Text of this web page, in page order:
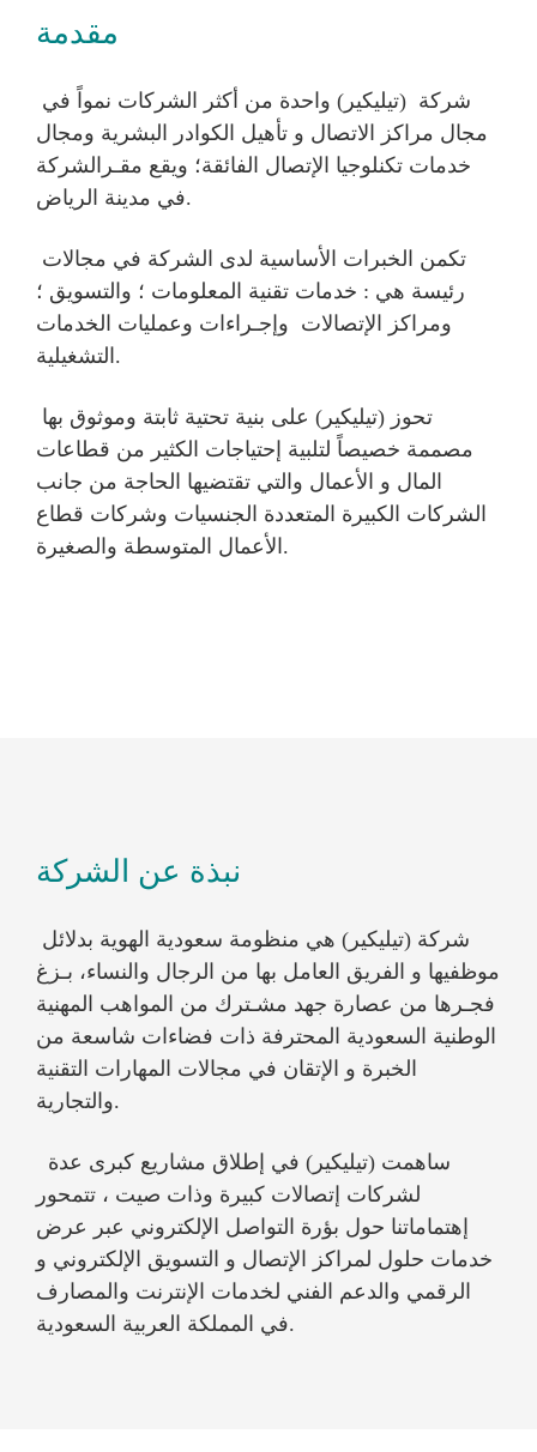
مقدمة
مجال مراكز الاتصال و تأهيل الكوادر البشرية ومجال
خدمات تكنلوجيا الإتصال الفائقة؛ ويقع مقـرالشركة
في مدينة الرياض.
رئيسة هي : خدمات تقنية المعلومات ؛ والتسويق ؛
ومراكز الإتصالات وإجـراءات وعمليات الخدمات
التشغيلية.
مصممة خصيصاً لتلبية إحتياجات الكثير من قطاعات
المال و الأعمال والتي تقتضيها الحاجة من جانب
الشركات الكبيرة المتعددة الجنسيات وشركات قطاع
الأعمال المتوسطة والصغيرة.
نبذة عن الشركة
موظفيها و الفريق العامل بها من الرجال والنساء، بـزغ
فجـرها من عصارة جهد مشـترك من المواهب المهنية
الوطنية السعودية المحترفة ذات فضاءات شاسعة من
الخبرة و الإتقان في مجالات المهارات التقنية
والتجارية.
لشركات إتصالات كبيرة وذات صيت ، تتمحور
إهتماماتنا حول بؤرة التواصل الإلكتروني عبر عرض
خدمات حلول لمراكز الإتصال و التسويق الإلكتروني و
الرقمي والدعم الفني لخدمات الإنترنت والمصارف
في المملكة العربية السعودية.